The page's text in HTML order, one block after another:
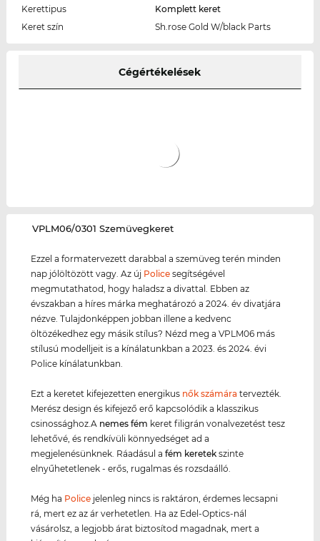
Kerettipus
Komplett keret
Keret szín
Sh.rose Gold W/black Parts
Cégértékelések
‌VPLM06/0301 Szemüvegkeret
Ezzel a formatervezett darabbal a szemüveg terén minden
nap jólöltözött vagy. Az új Police segítségével
megmutathatod, hogy haladsz a divattal. Ebben az
évszakban a híres márka meghatározó a 2024. év divatjára
nézve. Tulajdonképpen jobban illene a kedvenc
öltözékedhez egy másik stílus? Nézd meg a VPLM06 más
stílusú modelljeit is a kínálatunkban a 2023. és 2024. évi
Police kínálatunkban.
Ezt a keretet kifejezetten energikus nők számára tervezték.
Merész design és kifejező erő kapcsolódik a klasszikus
csinossághoz.A nemes fém keret filigrán vonalvezetést tesz
lehetővé, és rendkívüli könnyedséget ad a
megjelenésünknek. Ráadásul afém keretek szinte
elnyűhetetlenek - erős, rugalmas és rozsdaálló.
Még ha Police jelenleg nincs is raktáron, érdemes lecsapni
rá, mert ez az ár verhetetlen. Ha az Edel-Optics-nál
vásárolsz, a legjobb árat biztosítod magadnak, mert a